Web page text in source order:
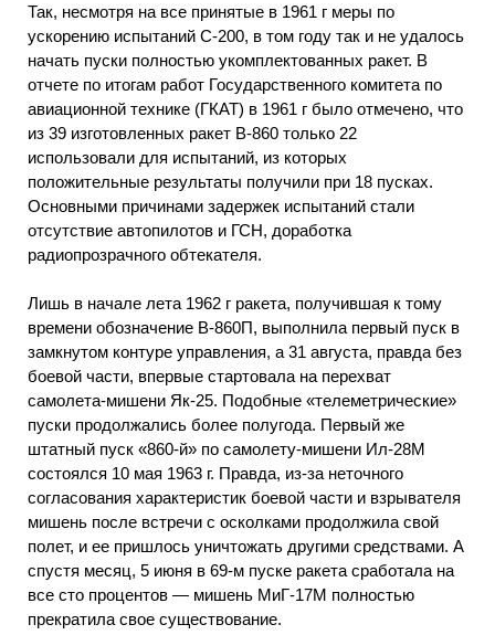
Так, несмотря на все принятые в 1961 г меры по
ускорению испытаний С-200, в том году так и не удалось
начать пуски полностью укомплектованных ракет. В
отчете по итогам работ Государственного комитета по
авиационной технике (ГКАТ) в 1961 г было отмечено, что
из 39 изготовленных ракет В-860 только 22
использовали для испытаний, из которых
положительные результаты получили при 18 пусках.
Основными причинами задержек испытаний стали
отсутствие автопилотов и ГСН, доработка
радиопрозрачного обтекателя.
Лишь в начале лета 1962 г ракета, получившая к тому
времени обозначение В-860П, выполнила первый пуск в
замкнутом контуре управления, а 31 августа, правда без
боевой части, впервые стартовала на перехват
самолета-мишени Як-25. Подобные «телеметрические»
пуски продолжались более полугода. Первый же
штатный пуск «860-й» по самолету-мишени Ил-28М
состоялся 10 мая 1963 г. Правда, из-за неточного
согласования характеристик боевой части и взрывателя
мишень после встречи с осколками продолжила свой
полет, и ее пришлось уничтожать другими средствами. А
спустя месяц, 5 июня в 69-м пуске ракета сработала на
все сто процентов — мишень МиГ-17М полностью
прекратила свое существование.